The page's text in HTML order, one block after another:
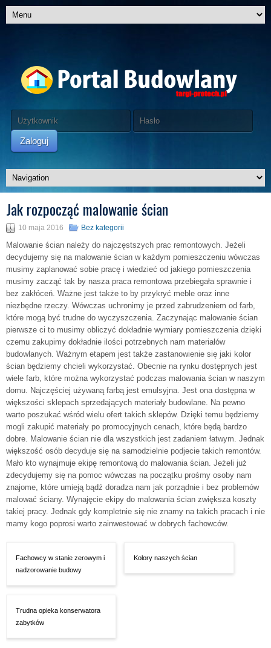
Zaloguj
Jak rozpocząć malowanie ścian
10 maja 2016 Bez kategorii
Malowanie ścian należy do najczęstszych prac remontowych. Jeżeli
decydujemy się na malowanie ścian w każdym pomieszczeniu wówczas
musimy zaplanować sobie pracę i wiedzieć od jakiego pomieszczenia
musimy zacząć tak by nasza praca remontowa przebiegała sprawnie i
bez zakłóceń. Ważne jest także to by przykryć meble oraz inne
niezbędne rzeczy. Wówczas uchronimy je przed zabrudzeniem od farb,
które mogą być trudne do wyczyszczenia. Zaczynając malowanie ścian
pierwsze ci to musimy obliczyć dokładnie wymiary pomieszczenia dzięki
czemu zakupimy dokładnie ilości potrzebnych nam materiałów
budowlanych. Ważnym etapem jest także zastanowienie się jaki kolor
ścian będziemy chcieli wykorzystać. Obecnie na rynku dostępnych jest
wiele farb, które można wykorzystać podczas malowania ścian w naszym
domu. Najczęściej używaną farbą jest emulsyjna. Jest ona dostępna w
większości sklepach sprzedających materiały budowlane. Na pewno
warto poszukać wśród wielu ofert takich sklepów. Dzięki temu będziemy
mogli zakupić materiały po promocyjnych cenach, które będą bardzo
dobre. Malowanie ścian nie dla wszystkich jest zadaniem łatwym. Jednak
większość osób decyduje się na samodzielnie podjecie takich remontów.
Mało kto wynajmuje ekipę remontową do malowania ścian. Jeżeli już
zdecydujemy się na pomoc wówczas na początku prośmy osoby nam
znajome, które umieją bądź doradza nam jak porządnie i bez problemów
malować ściany. Wynajęcie ekipy do malowania ścian zwiększa koszty
takiej pracy. Jednak gdy kompletnie się nie znamy na takich pracach i nie
mamy kogo poprosi warto zainwestować w dobrych fachowców.
Fachowcy w stanie zerowym i
nadzorowanie budowy
Trudna opieka konserwatora
zabytków
Kolory naszych ścian